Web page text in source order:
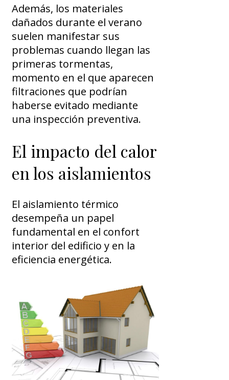
Además, los materiales
dañados durante el verano
suelen manifestar sus
problemas cuando llegan las
primeras tormentas,
momento en el que aparecen
filtraciones que podrían
haberse evitado mediante
una inspección preventiva.
El impacto del calor
en los aislamientos
El aislamiento térmico
desempeña un papel
fundamental en el confort
interior del edificio y en la
eficiencia energética.